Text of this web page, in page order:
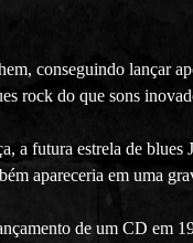
conseguindo lançar
rock do que sons
a futura estrela de blues
apareceria em uma
de um CD em